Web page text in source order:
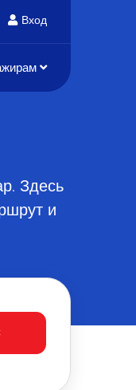
Вход
Здесь
и